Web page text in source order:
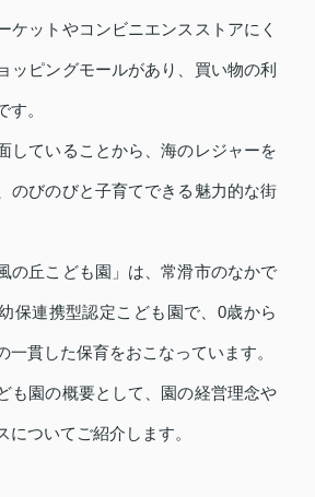
ケットやコンビニエンスストアにく
ッピングモールがあり、買い物の利
。
していることから、海のレジャーを
のびのびと子育てできる魅力的な街
の丘こども園」は、常滑市のなかで
保連携型認定こども園で、0歳から
一貫した保育をおこなっています。
も園の概要として、園の経営理念や
についてご紹介します。